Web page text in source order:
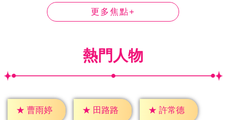
更多焦點+
熱門人物
★ 曹雨婷 ★ 田路路 ★ 許常德